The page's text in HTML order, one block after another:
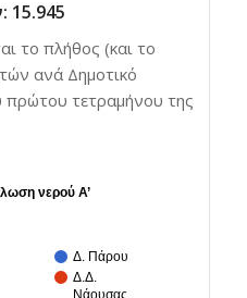
15.945
το πλήθος (και το
ανά Δημοτικό
πρώτου τετραμήνου της
νερού Α’
Δ. Πάρου
Δ.Δ.
Νάουσας